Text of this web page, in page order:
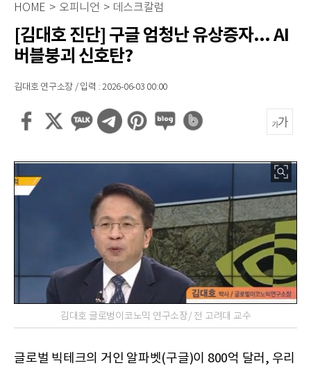
HOME > 오피니언 > 데스크칼럼
[김대호 진단] 구글 엄청난 유상증자... AI
버블붕괴 신호탄?
김대호 연구소장 / 입력 : 2026-06-03 00:00
김대호 글로벙이코노믹 연구소장/ 전 고려대 교수
글로벌 빅테크의 거인 알파벳(구글)이 800억 달러, 우리